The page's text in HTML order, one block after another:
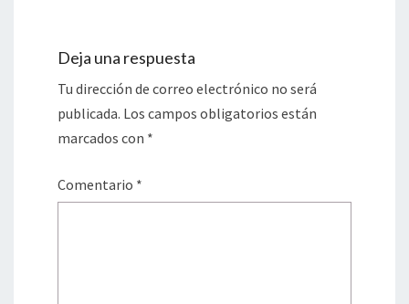
Deja una respuesta
Tu dirección de correo electrónico no será
publicada. Los campos obligatorios están
marcados con *
Comentario *